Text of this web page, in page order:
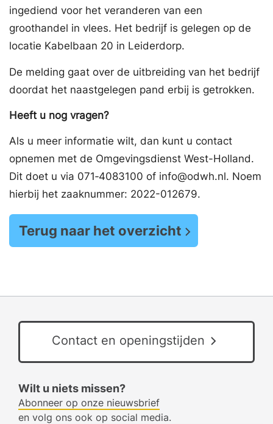
ingediend voor het veranderen van een
groothandel in vlees. Het bedrijf is gelegen op de
locatie Kabelbaan 20 in Leiderdorp.
De melding gaat over de uitbreiding van het bedrijf
doordat het naastgelegen pand erbij is getrokken.
Heeft u nog vragen?
Als u meer informatie wilt, dan kunt u contact
opnemen met de Omgevingsdienst West-Holland.
Dit doet u via 071‑4083100 of info@odwh.nl. Noem
hierbij het zaaknummer: 2022-012679.
Terug naar het overzicht
Contact en openingstijden
Wilt u niets missen?
Abonneer op onze nieuwsbrief
en volg ons ook op social media.